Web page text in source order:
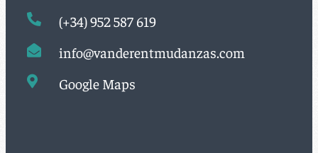
(+34) 952 587 619
info@vanderentmudanzas.com
Google Maps